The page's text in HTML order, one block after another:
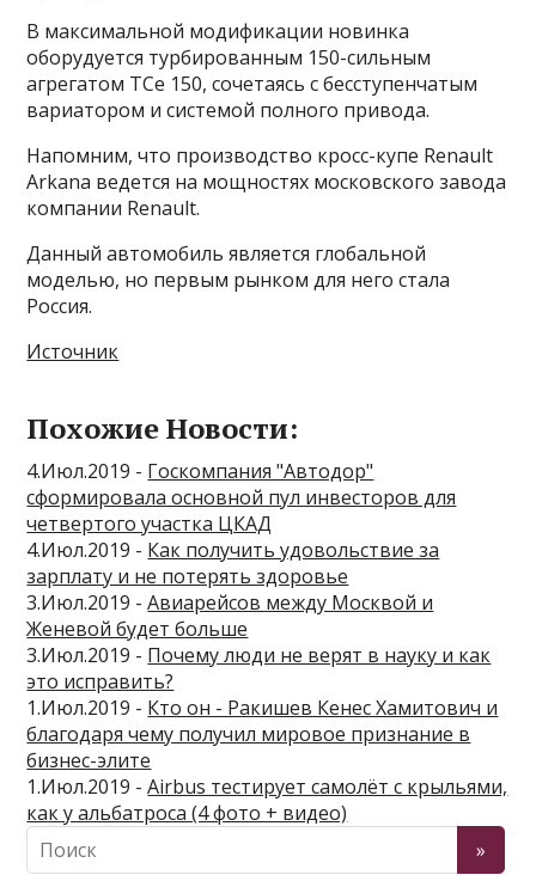
В максимальной модификации новинка
оборудуется турбированным 150-сильным
агрегатом TCe 150, сочетаясь с бесступенчатым
вариатором и системой полного привода.
Напомним, что производство кросс-купе Renault
Arkana ведется на мощностях московского завода
компании Renault.
Данный автомобиль является глобальной
моделью, но первым рынком для него стала
Россия.
Источник
Похожие Новости:
4.Июл.2019 - Госкомпания "Автодор"
сформировала основной пул инвесторов для
четвертого участка ЦКАД
4.Июл.2019 - Как получить удовольствие за
зарплату и не потерять здоровье
3.Июл.2019 -Авиарейсов между Москвой и
Женевой будет больше
3.Июл.2019 - Почему люди не верят в науку и как
это исправить?
1.Июл.2019 - Кто он - Ракишев Кенес Хамитович и
благодаря чему получил мировое признание в
бизнес-элите
1.Июл.2019 -Airbus тестирует самолёт с крыльями,
как у альбатроса (4 фото + видео)